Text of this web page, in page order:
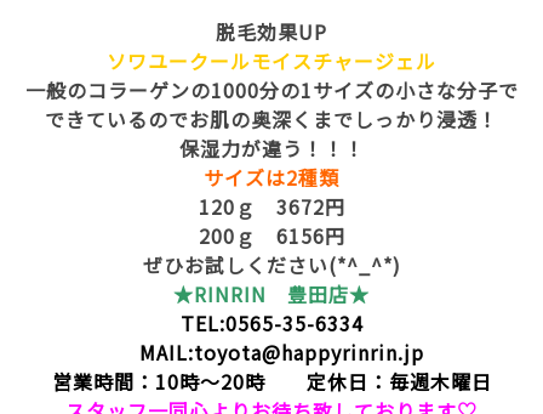
脱毛効果UP
ソワユークールモイスチャージェル
一般のコラーゲンの1000分の1サイズの小さな分子で
できているのでお肌の奥深くまでしっかり浸透！
保湿力が違う！！！
サイズは2種類
120ｇ 3672円
200ｇ 6156円
ぜひお試しください(*^_^*)
★RINRIN 豊田店★
TEL:0565-35-6334
MAIL:toyota@happyrinrin.jp
営業時間：10時～20時 定休日：毎週木曜日